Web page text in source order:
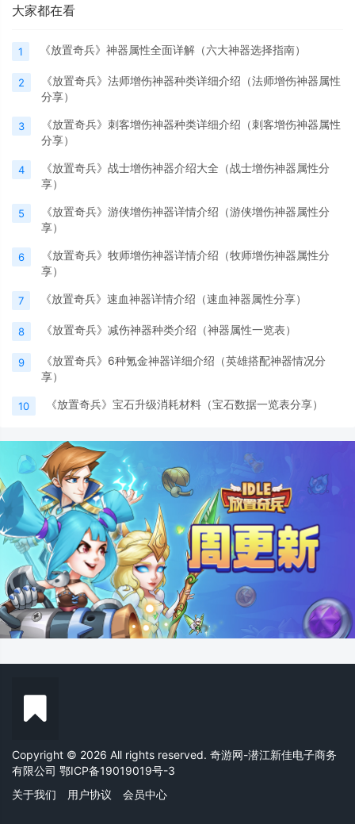
大家都在看
1 《放置奇兵》神器属性全面详解（六大神器选择指南）
2
《放置奇兵》法师增伤神器种类详细介绍（法师增伤神器属性
分享）
3
《放置奇兵》刺客增伤神器种类详细介绍（刺客增伤神器属性
分享）
4
《放置奇兵》战士增伤神器介绍大全（战士增伤神器属性分
享）
5
《放置奇兵》游侠增伤神器详情介绍（游侠增伤神器属性分
享）
6
《放置奇兵》牧师增伤神器详情介绍（牧师增伤神器属性分
享）
7 《放置奇兵》速血神器详情介绍（速血神器属性分享）
8 《放置奇兵》减伤神器种类介绍（神器属性一览表）
9
《放置奇兵》6种氪金神器详细介绍（英雄搭配神器情况分
享）
10 《放置奇兵》宝石升级消耗材料（宝石数据一览表分享）
Copyright © 2026 All rights reserved. 奇游网-潜江新佳电子商务
有限公司 鄂ICP备19019019号-3
关于我们
用户协议 会员中心